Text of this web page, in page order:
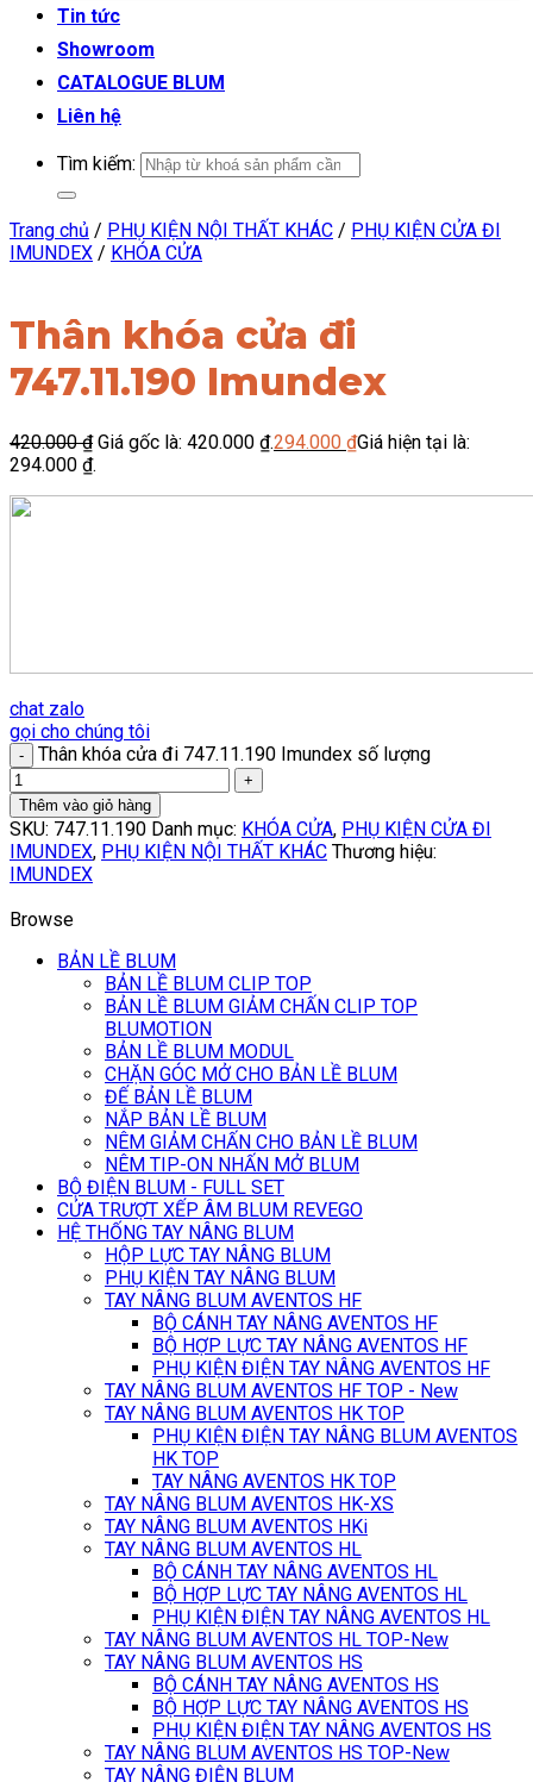
Tin tức
Showroom
CATALOGUE BLUM
Liên hệ
Tìm kiếm:
Trang chủ / PHỤ KIỆN NỘI THẤT KHÁC / PHỤ KIỆN CỬA ĐI
IMUNDEX / KHÓA CỬA
Thân khóa cửa đi
747.11.190 Imundex
420.000₫ Giá gốc là: 420.000 ₫.294.000 ₫Giá hiện tại là:
294.000 ₫.
chat zalo
gọi cho chúng tôi
Thân khóa cửa đi 747.11.190 Imundex số lượng
Thêm vào giỏ hàng
SKU: 747.11.190 Danh mục: KHÓA CỬA, PHỤ KIỆN CỬA ĐI
IMUNDEX, PHỤ KIỆN NỘI THẤT KHÁC Thương hiệu:
IMUNDEX
Browse
BẢN LỀ BLUM
BẢN LỀ BLUM CLIP TOP
BẢN LỀ BLUM GIẢM CHẤN CLIP TOP
BLUMOTION
BẢN LỀ BLUM MODUL
CHẶN GÓC MỞ CHO BẢN LỀ BLUM
ĐẾ BẢN LỀ BLUM
NẮP BẢN LỀ BLUM
NÊM GIẢM CHẤN CHO BẢN LỀ BLUM
NÊM TIP-ON NHẤN MỞ BLUM
BỘ ĐIỆN BLUM - FULL SET
CỬA TRƯỢT XẾP ÂM BLUM REVEGO
HỆ THỐNG TAY NÂNG BLUM
HỘP LỰC TAY NÂNG BLUM
PHỤ KIỆN TAY NÂNG BLUM
TAY NÂNG BLUM AVENTOS HF
BỘ CÁNH TAY NÂNG AVENTOS HF
BỘ HỢP LỰC TAY NÂNG AVENTOS HF
PHỤ KIỆN ĐIỆN TAY NÂNG AVENTOS HF
TAY NÂNG BLUM AVENTOS HF TOP - New
TAY NÂNG BLUM AVENTOS HK TOP
PHỤ KIỆN ĐIỆN TAY NÂNG BLUM AVENTOS
HK TOP
TAY NÂNG AVENTOS HK TOP
TAY NÂNG BLUM AVENTOS HK-XS
TAY NÂNG BLUM AVENTOS HKi
TAY NÂNG BLUM AVENTOS HL
BỘ CÁNH TAY NÂNG AVENTOS HL
BỘ HỢP LỰC TAY NÂNG AVENTOS HL
PHỤ KIỆN ĐIỆN TAY NÂNG AVENTOS HL
TAY NÂNG BLUM AVENTOS HL TOP-New
TAY NÂNG BLUM AVENTOS HS
BỘ CÁNH TAY NÂNG AVENTOS HS
BỘ HỢP LỰC TAY NÂNG AVENTOS HS
PHỤ KIỆN ĐIỆN TAY NÂNG AVENTOS HS
TAY NÂNG BLUM AVENTOS HS TOP-New
TAY NÂNG ĐIỆN BLUM